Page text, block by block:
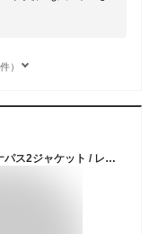
）
COLUMBIA コロンビア ウィメンズ ヴィザボナパス2ジャケット / レディース マウンテンパーカー ウインドブレーカー フード付き アウター 撥水 ナイロン 女性用 アウトドア キャンプ フェス トレッキング ヴィザヴォナパス2 XR9170